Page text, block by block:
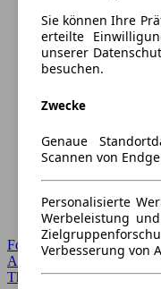
Forum Startseite
Alle Auto-Foren
Themen-Forum
Sie können Ihre
erteilte
unserer
besuchen.
Zwecke
Genaue
Scannen von
Personalisierte
Werbeleistung
Verbesserung von